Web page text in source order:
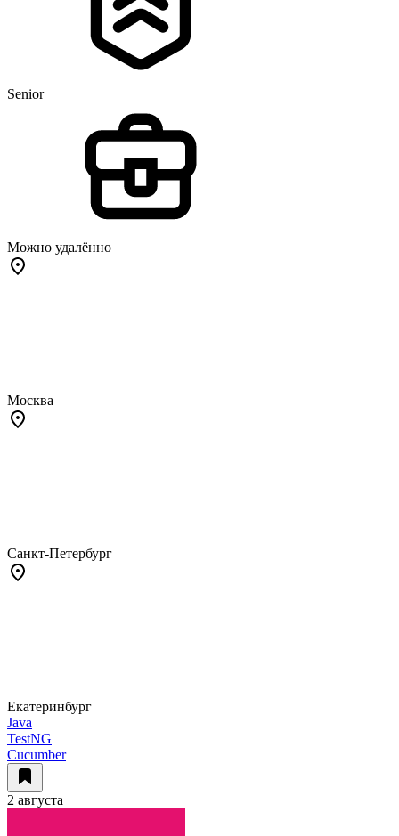
Senior
Можно удалённо
Москва
Санкт-Петербург
Екатеринбург
Java
TestNG
Cucumber
2 августа